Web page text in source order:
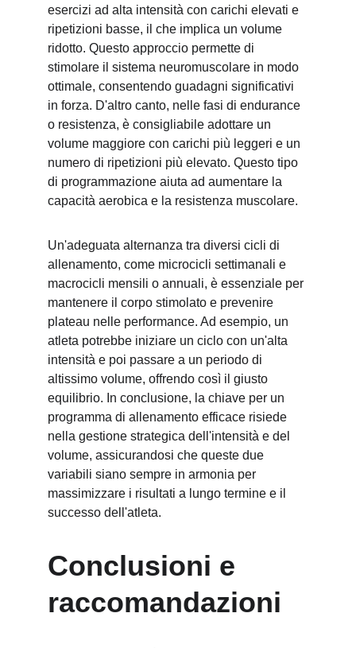
esercizi ad alta intensità con carichi elevati e
ripetizioni basse, il che implica un volume
ridotto. Questo approccio permette di
stimolare il sistema neuromuscolare in modo
ottimale, consentendo guadagni significativi
in forza. D'altro canto, nelle fasi di endurance
o resistenza, è consigliabile adottare un
volume maggiore con carichi più leggeri e un
numero di ripetizioni più elevato. Questo tipo
di programmazione aiuta ad aumentare la
capacità aerobica e la resistenza muscolare.
Un'adeguata alternanza tra diversi cicli di
allenamento, come microcicli settimanali e
macrocicli mensili o annuali, è essenziale per
mantenere il corpo stimolato e prevenire
plateau nelle performance. Ad esempio, un
atleta potrebbe iniziare un ciclo con un'alta
intensità e poi passare a un periodo di
altissimo volume, offrendo così il giusto
equilibrio. In conclusione, la chiave per un
programma di allenamento efficace risiede
nella gestione strategica dell'intensità e del
volume, assicurandosi che queste due
variabili siano sempre in armonia per
massimizzare i risultati a lungo termine e il
successo dell'atleta.
Conclusioni e
raccomandazioni